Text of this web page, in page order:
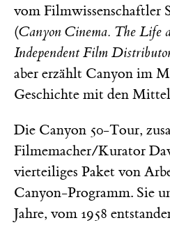
vom Filmwissenschaftler
(Canyon Cinema. The Life
Independent Film
aber erzählt Canyon im
Geschichte mit den
Die Canyon 50-Tour,
Filmemacher/Kurator
vierteiliges Paket von
Canyon-Programm. Sie
Jahre, vom 1958